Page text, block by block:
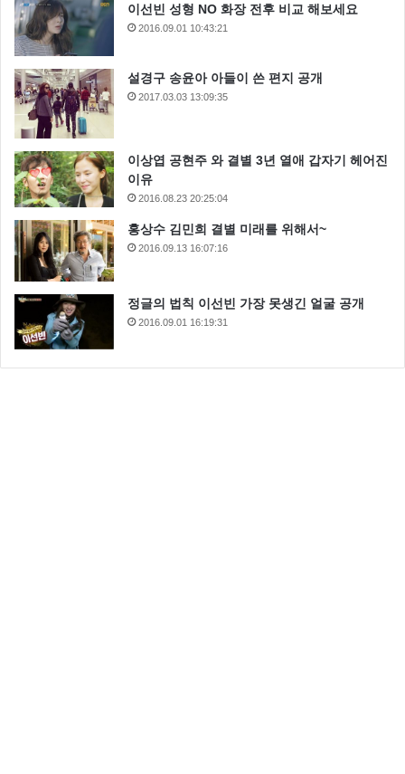
이선빈 성형 NO 화장 전후 비교 해보세요
2016.09.01 10:43:21
설경구 송윤아 아들이 쓴 편지 공개
2017.03.03 13:09:35
이상엽 공현주 와 결별 3년 열애 갑자기 헤어진
이유
2016.08.23 20:25:04
홍상수 김민희 결별 미래를 위해서~
2016.09.13 16:07:16
정글의 법칙 이선빈 가장 못생긴 얼굴 공개
2016.09.01 16:19:31